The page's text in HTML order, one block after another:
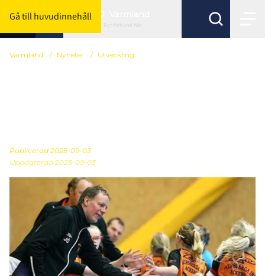
Gå till huvudinnehåll
Byt förbund här
Värmland / Nyheter / Utveckling
Publicerad 2025-09-03
Uppdaterad 2025-09-03